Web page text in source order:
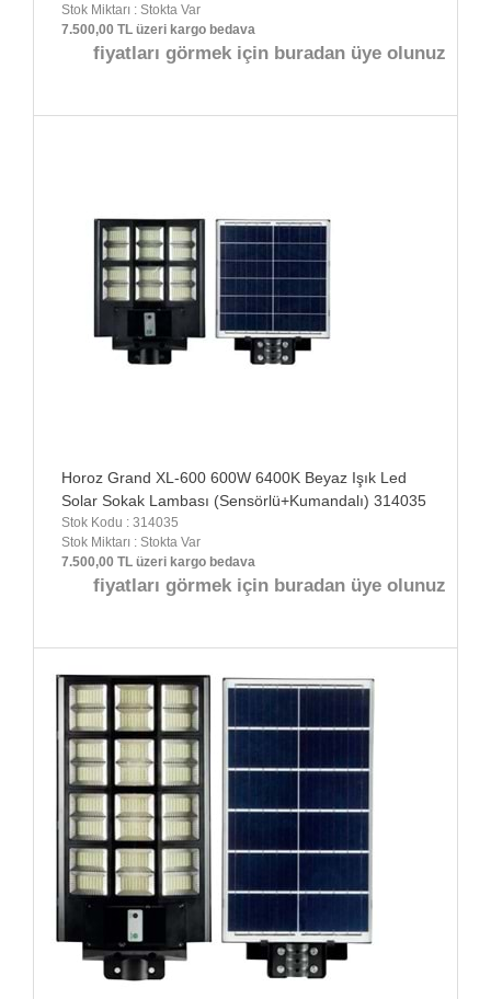
Stok Miktarı : Stokta Var
7.500,00 TL üzeri kargo bedava
fiyatları görmek için buradan üye olunuz
Horoz Grand XL-600 600W 6400K Beyaz Işık Led
Solar Sokak Lambası (Sensörlü+Kumandalı) 314035
Stok Kodu : 314035
Stok Miktarı : Stokta Var
7.500,00 TL üzeri kargo bedava
fiyatları görmek için buradan üye olunuz